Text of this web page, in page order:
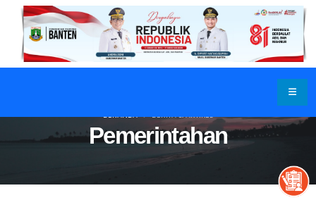
Pemerintahan
BERANDA BERITA & ARTIKEL